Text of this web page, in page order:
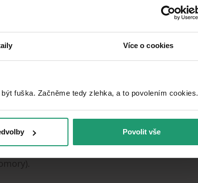
Více o cookies
fuška. Začněme tedy zlehka, a to povolením cookies.​
Povolit vše
konvice,